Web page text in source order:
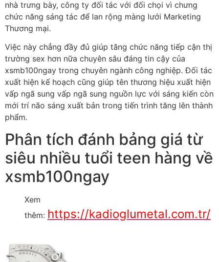
nhà trưng bày, công ty đối tác với đối chọi vì chưng
chức năng sáng tác để lan rộng màng lưới Marketing
Thương mại.
Việc này chẳng đầy đủ giúp tăng chức năng tiếp cận thị
trường sex hơn nữa chuyên sâu đáng tin cậy của
xsmb100ngay trong chuyên ngành công nghiệp. Đối tác
xuất hiện kế hoạch cũng giúp tên thương hiệu xuất hiện
vấp ngã sung vấp ngã sung nguồn lực với sáng kiến còn
mới trí não sáng xuất bản trong tiến trình tăng lên thành
phẩm.
Phân tích đánh bảng giá từ
siêu nhiều tuổi teen hàng về
xsmb100ngay
Xem
thêm: https://kadioglumetal.com.tr/